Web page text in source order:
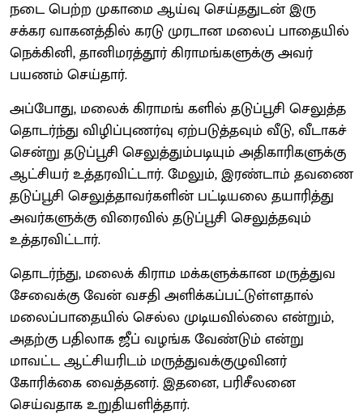
நடை பெற்ற முகாமை ஆய்வு செய்ததுடன் இரு
சக்கர வாகனத்தில் கரடு முரடான மலைப் பாதையில்
நெக்கினி, தானிமரத்தூர் கிராமங்களுக்கு அவர்
பயணம் செய்தார்.
அப்போது, மலைக் கிராமங் களில் தடுப்பூசி செலுத்த
தொடர்ந்து விழிப்புணர்வு ஏற்படுத்தவும் வீடு, வீடாகச்
சென்று தடுப்பூசி செலுத்தும்படியும் அதிகாரிகளுக்கு
ஆட்சியர் உத்தரவிட்டார். மேலும், இரண்டாம் தவணை
தடுப்பூசி செலுத்தாவர்களின் பட்டியலை தயாரித்து
அவர்களுக்கு விரைவில் தடுப்பூசி செலுத்தவும்
உத்தரவிட்டார்.
தொடர்ந்து, மலைக் கிராம மக்களுக்கான மருத்துவ
சேவைக்கு வேன் வசதி அளிக்கப்பட்டுள்ளதால்
மலைப்பாதையில் செல்ல முடியவில்லை என்றும்,
அதற்கு பதிலாக ஜீப் வழங்க வேண்டும் என்று
மாவட்ட ஆட்சியரிடம் மருத்துவக்குழுவினர்
கோரிக்கை வைத்தனர். இதனை, பரிசீலனை
செய்வதாக உறுதியளித்தார்.